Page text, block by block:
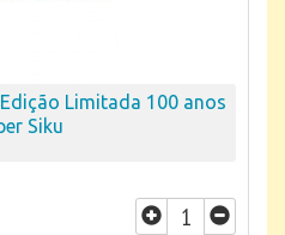
Limitada 100 anos
Siku